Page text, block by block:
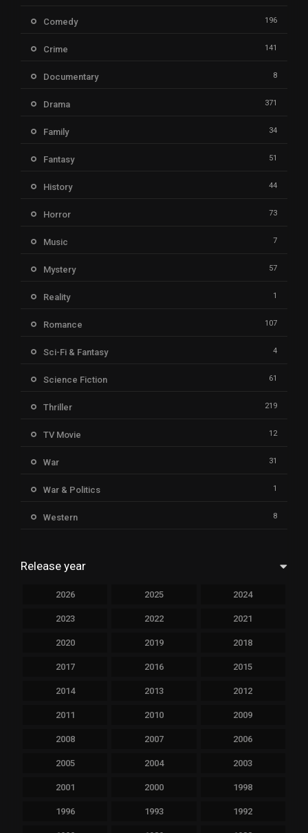
Comedy 196
Crime 141
Documentary 8
Drama 371
Family 34
Fantasy 51
History 44
Horror 73
Music 7
Mystery 57
Reality 1
Romance 107
Sci-Fi & Fantasy 4
Science Fiction 61
Thriller 219
TV Movie 12
War 31
War & Politics 1
Western 8
Release year
2026 2025 2024
2023 2022 2021
2020 2019 2018
2017 2016 2015
2014 2013 2012
2011 2010 2009
2008 2007 2006
2005 2004 2003
2001 2000 1998
1996 1993 1992